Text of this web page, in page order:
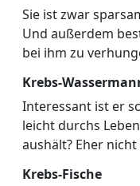
Sie ist zwar
Und außerdem
bei ihm zu
Krebs-
Interessant ist er
leicht durchs
aushält? Eher nicht
Krebs-Fische